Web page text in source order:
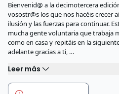
Bienvenid@ a la decimotercera
vosostr@s los que nos hacéis crecer
ilusión y las fuerzas para continuar.
mucha gente voluntaria que trabaja
como en casa y repitáis en la
adelante gracias a ti, …
Leer más